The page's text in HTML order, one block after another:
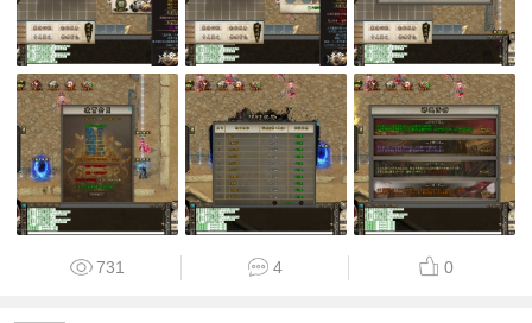
731 4 0